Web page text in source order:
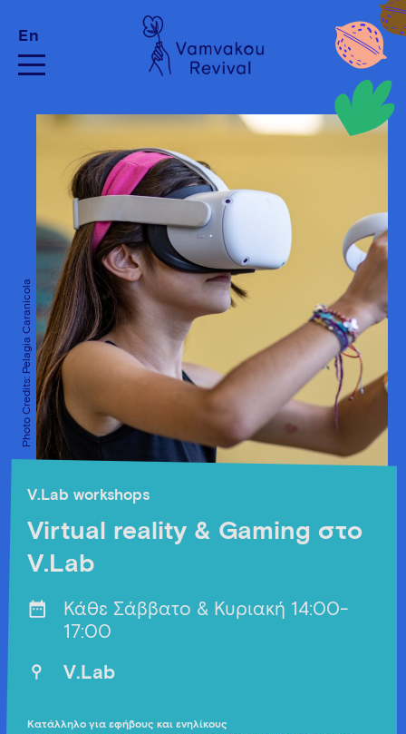
En
Photo Credits: Pelagia Caranicola
V.Lab workshops
Virtual reality & Gaming στο
V.Lab
Κάθε Σάββατο & Κυριακή 14:00-
17:00
V.Lab
Κατάλληλο για εφήβους και ενηλίκους